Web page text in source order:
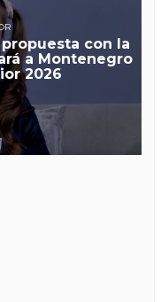
propuesta con la
a Montenegro
2026